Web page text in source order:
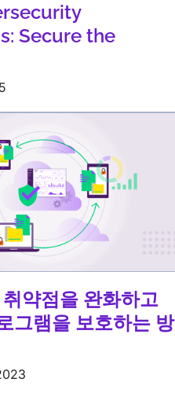
Secure the
약점을 완화하고
그램을 보호하는 방